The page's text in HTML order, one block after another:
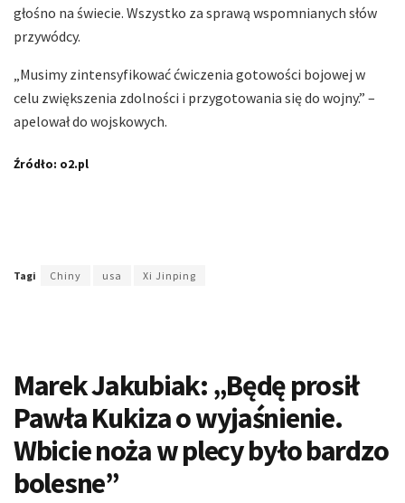
głośno na świecie. Wszystko za sprawą wspomnianych słów
przywódcy.
„Musimy zintensyfikować ćwiczenia gotowości bojowej w
celu zwiększenia zdolności i przygotowania się do wojny.” –
apelował do wojskowych.
Źródło: o2.pl
Tagi Chiny usa Xi Jinping
Marek Jakubiak: „Będę prosił
Pawła Kukiza o wyjaśnienie.
Wbicie noża w plecy było bardzo
bolesne”